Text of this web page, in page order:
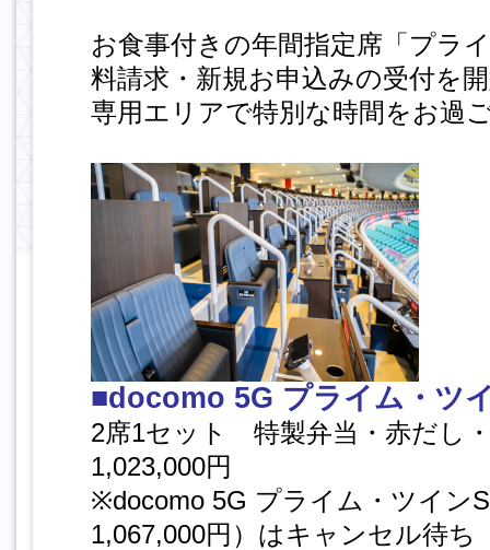
お食事付きの年間指定席「プラ
料請求・新規お申込みの受付を
専用エリアで特別な時間をお過
■docomo 5G プライム・ツ
2席1セット 特製弁当・赤だし
1,023,000円
※docomo 5G プライム・ツイン
1,067,000円）はキャンセル待ち